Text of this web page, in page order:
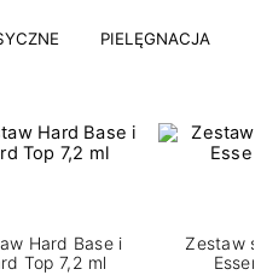
PIELĘGNACJA
Hard Base i
Top 7,2 ml
Zestaw